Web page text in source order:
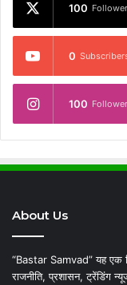
100
0
100
About Us
“Bastar Samvad” यह एक
राजनीति, प्रशासन, ट्रेंडिंग